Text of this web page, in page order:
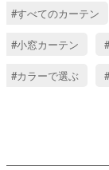
すべてのカーテン
小窓カーテン
カラーで選ぶ